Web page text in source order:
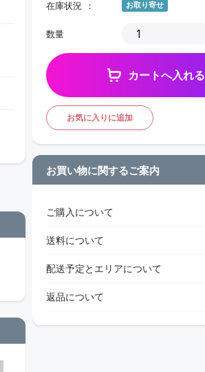
在庫状況
お取り寄せ
数量
カートへ入れる
お気に入りに追加
お買い物に関するご案内
ご購入について
送料について
配送予定とエリアについて
返品について